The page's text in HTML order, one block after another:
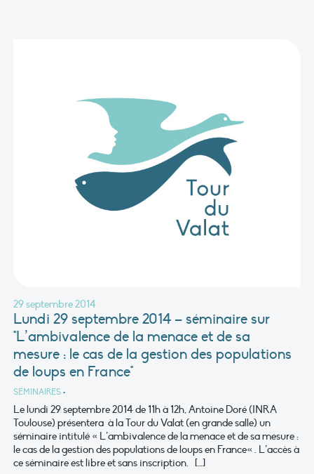
29 septembre 2014
Lundi 29 septembre 2014 – séminaire sur
"L’ambivalence de la menace et de sa
mesure : le cas de la gestion des populations
de loups en France"
SÉMINAIRES •
Le lundi 29 septembre 2014 de 11h à 12h, Antoine Doré (INRA
Toulouse) présentera à la Tour du Valat (en grande salle) un
séminaire intitulé « L’ambivalence de la menace et de sa mesure :
le cas de la gestion des populations de loups en France« . L’accès à
ce séminaire est libre et sans inscription. […]